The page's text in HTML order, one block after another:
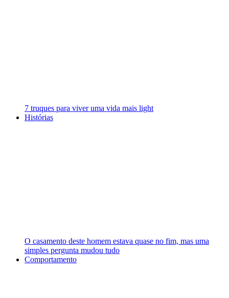
7 truques para viver uma vida mais light
Histórias
O casamento deste homem estava quase no fim, mas uma
simples pergunta mudou tudo
Comportamento